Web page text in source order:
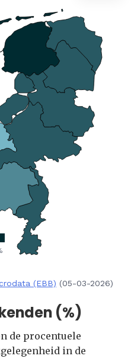
(EBB) (05-03-2026)
(%)
de procentuele
in de